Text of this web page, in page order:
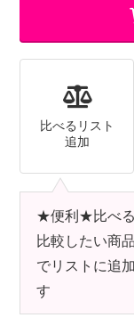
比べるリスト
追加
★便利★比べる
比較したい商
でリストに追
す